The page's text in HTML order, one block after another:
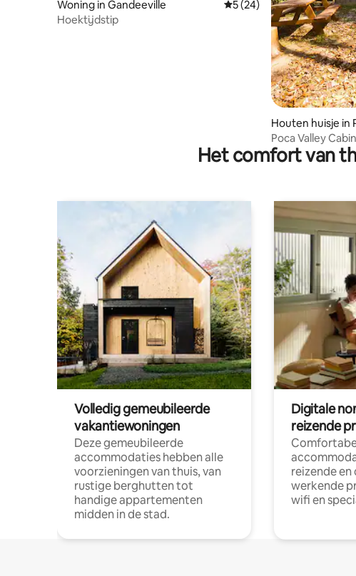
Woning in Gandeeville Gemiddelde beoordeling
5 (24)
Hoektijdstip
Houten huisje in
Poca Valley
Het comfort van
Volledig gemeubileerde
vakantiewoningen
Deze gemeubileerde
accommodaties hebben alle
voorzieningen van thuis, van
rustige berghutten tot
handige appartementen
midden in de stad.
Digitale
reizende
reizende
werkende
wifi en